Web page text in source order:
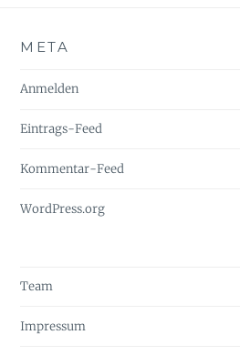
META
Anmelden
Eintrags-Feed
Kommentar-Feed
WordPress.org
Team
Impressum